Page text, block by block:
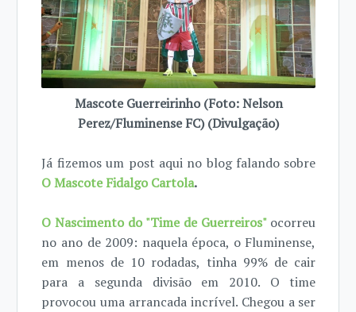
Mascote Guerreirinho (Foto: Nelson
Perez/Fluminense FC) (Divulgação)
Já fizemos um post aqui no blog falando sobre
O Mascote Fidalgo Cartola.
O Nascimento do "Time de Guerreiros"ocorreu
no ano de 2009: naquela época, o Fluminense,
em menos de 10 rodadas, tinha 99% de cair
para a segunda divisão em 2010. O time
provocou uma arrancada incrível. Chegou a ser